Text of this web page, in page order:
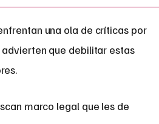
una ola de críticas por
que debilitar estas